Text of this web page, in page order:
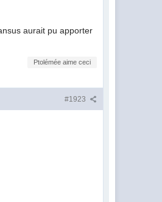
aurait pu apporter
Ptolémée aime ceci
#1923